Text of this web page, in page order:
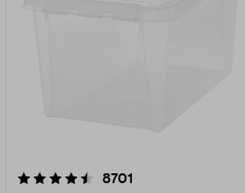
8701
4.5 av 5 stjerner